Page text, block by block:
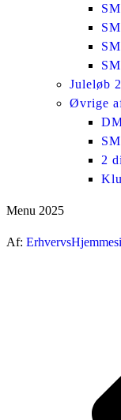
Juleløb
Øvrige
2
Menu 2025
Af: